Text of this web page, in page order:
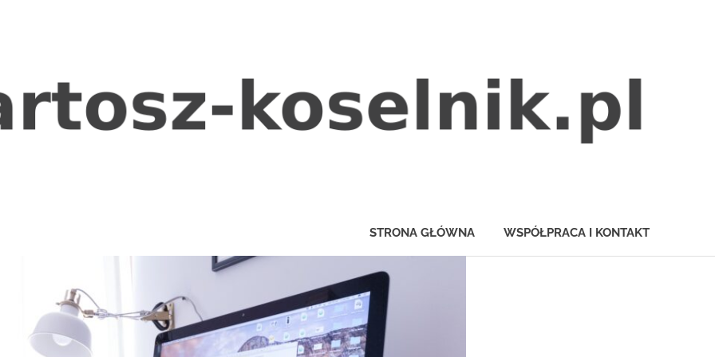
STRONA GŁÓWNA WSPÓŁPRACA I KONTAKT